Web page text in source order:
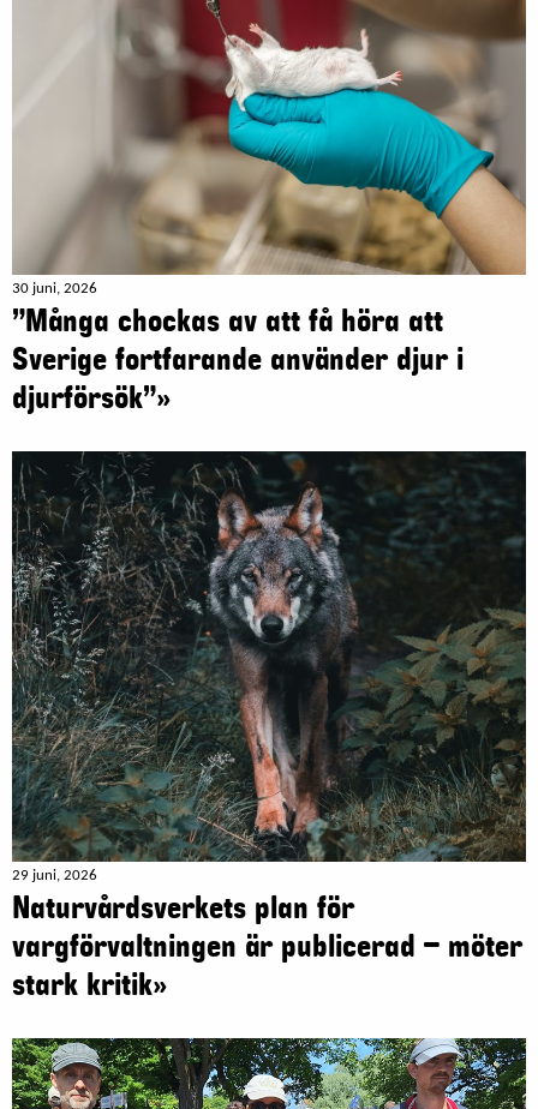
30 juni, 2026
”Många chockas av att få höra att
Sverige fortfarande använder djur i
djurförsök”»
29 juni, 2026
Naturvårdsverkets plan för
vargförvaltningen är publicerad – möter
stark kritik»